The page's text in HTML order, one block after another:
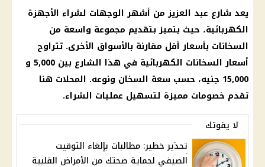
يعد شارع عبد العزيز من أشهر الوجهات لشراء الأجهزة
الكهربائية، حيث يتميز بتقديم مجموعة واسعة من
السخانات بأسعار أقل مقارنة بالأسواق الأخرى. تتراوح
أسعار
السخانات الكهربائية في هذا الشارع بين 5,000 و
15,000 جنيه، حسب سعة السخان ونوعه.
المحلات هنا
تقدم خصومات مميزة لتسهيل عمليات الشراء.
لا يفوتك
تحذير خطير: مطالبات بإلغاء التوقيت
الصيفي لحماية صحتك من الأمراض القلبية